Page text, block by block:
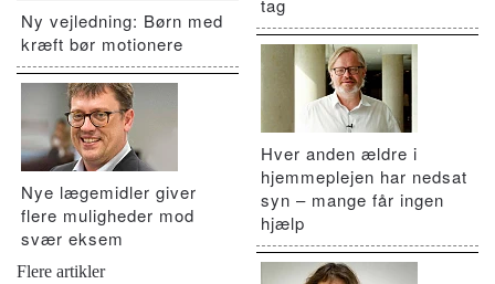
Ny vejledning: Børn med
kræft bør motionere
Nye lægemidler giver
flere muligheder mod
svær eksem
Flere artikler
tag
Hver anden ældre i
hjemmeplejen har nedsat
syn – mange får ingen
hjælp